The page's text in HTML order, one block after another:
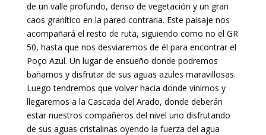
de un valle profundo, denso de vegetación y un gran
caos granítico en la pared contraria. Este paisaje nos
acompañará el resto de ruta, siguiendo como no el GR
50, hasta que nos desviaremos de él para encontrar el
Poço Azul. Un lugar de ensueño donde podremos
bañarnos y disfrutar de sus aguas azules maravillosas.
Luego tendremos que volver hacia donde vinimos y
llegaremos a la Cascada del Arado, donde deberán
estar nuestros compañeros del nivel uno disfrutando
de sus aguas cristalinas oyendo la fuerza del agua